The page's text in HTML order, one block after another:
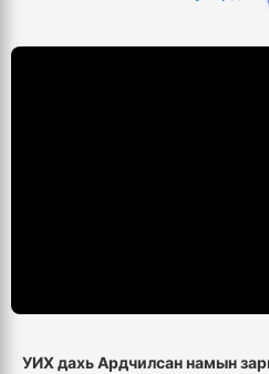
УИХ дахь Ардчилсан намын